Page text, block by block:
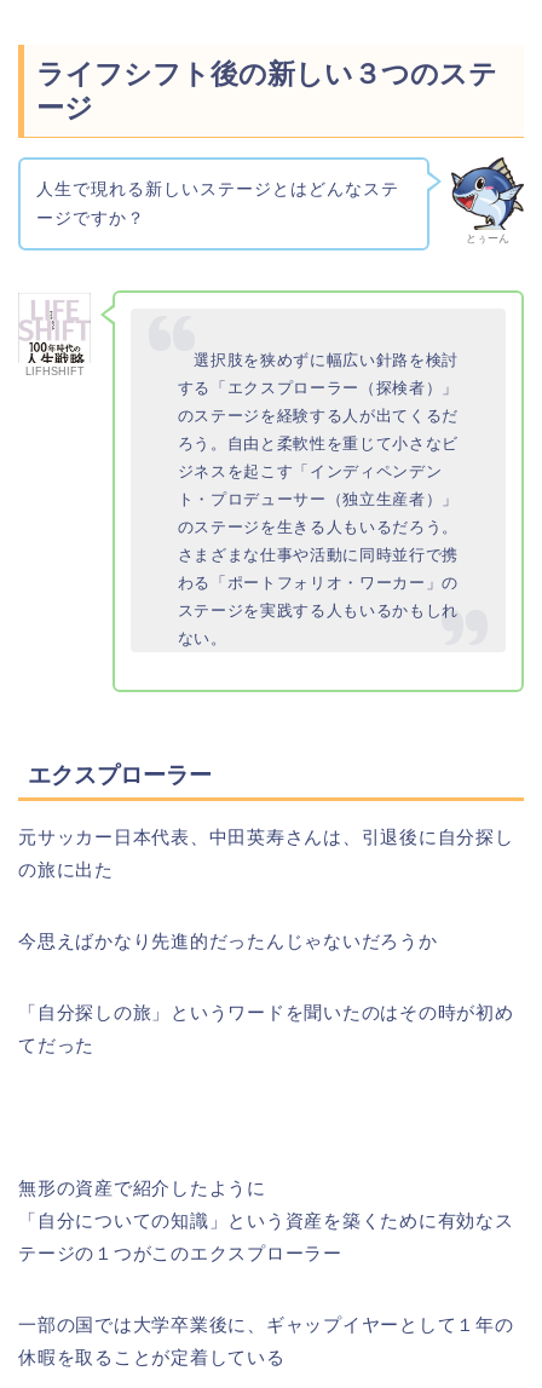
ライフシフト後の新しい３つのステ
ージ
とぅーん
人生で現れる新しいステージとはどんなステ
ージですか？
LIFHSHIFT
選択肢を狭めずに幅広い針路を検討
する「エクスプローラー（探検者）」
のステージを経験する人が出てくるだ
ろう。自由と柔軟性を重じて小さなビ
ジネスを起こす「インディペンデン
ト・プロデューサー（独立生産者）」
のステージを生きる人もいるだろう。
さまざまな仕事や活動に同時並行で携
わる「ポートフォリオ・ワーカー」の
ステージを実践する人もいるかもしれ
ない。
エクスプローラー
元サッカー日本代表、中田英寿さんは、引退後に自分探し
の旅に出た
今思えばかなり先進的だったんじゃないだろうか
「自分探しの旅」というワードを聞いたのはその時が初め
てだった
無形の資産で紹介したように
「自分についての知識」という資産を築くために有効なス
テージの１つがこのエクスプローラー
一部の国では大学卒業後に、ギャップイヤーとして１年の
休暇を取ることが定着している